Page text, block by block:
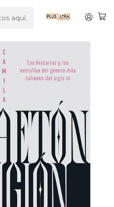
- PLANETA